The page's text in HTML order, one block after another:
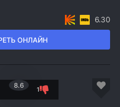
ОНЛАЙН
6.30
8.6
1